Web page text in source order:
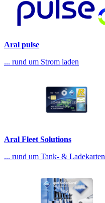
Aral pulse
... rund um Strom laden
Aral Fleet Solutions
... rund um Tank- & Ladekarten